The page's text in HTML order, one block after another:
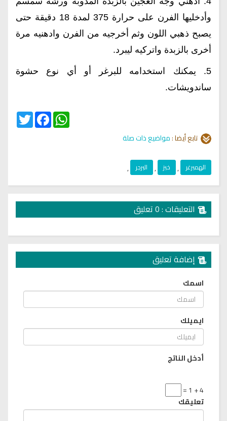
وأدخليها الفرن على حرارة 375 لمدة 18 دقيقة حتى
يصبح ذهبي اللون وثم أخرجيه من الفرن وادهنيه مرة
أخرى بالزبدة واتركيه ليبرد.
5. يمكنك استخدامه للبرغر أو أي نوع حشوة
ساندويشات.
Twitter
FacebookWhatsApp
تابع أيضا :مواضيع ذات صلة
الهمبرغر , خبز , البرجر ,
التعليقات : 0 تعليق
إضافة تعليق
اسمك
ايميلك
أدخل الناتج
4 + 1 =
تعليقك